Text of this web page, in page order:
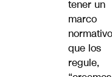
tener un
marco
normativo
que los
regule,